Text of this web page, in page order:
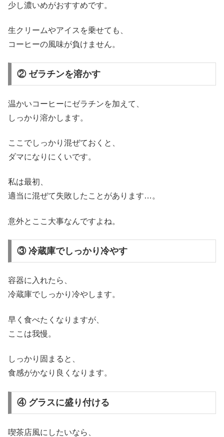
少し濃いめがおすすめです。
生クリームやアイスを乗せても、
コーヒーの風味が負けません。
② ゼラチンを溶かす
温かいコーヒーにゼラチンを加えて、
しっかり溶かします。
ここでしっかり混ぜておくと、
ダマになりにくいです。
私は最初、
適当に混ぜて失敗したことがあります…。
意外とここ大事なんですよね。
③ 冷蔵庫でしっかり冷やす
容器に入れたら、
冷蔵庫でしっかり冷やします。
早く食べたくなりますが、
ここは我慢。
しっかり固まると、
食感がかなり良くなります。
④ グラスに盛り付ける
喫茶店風にしたいなら、